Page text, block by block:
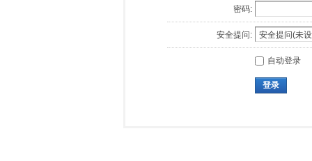
密码:
安全提问:
自动登录
登录